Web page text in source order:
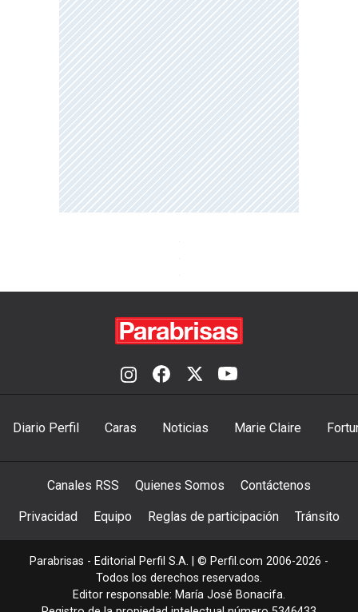
Diario Perfil Caras Noticias Marie Claire
Canales RSS Quienes Somos Contáctenos
Privacidad Equipo Reglas de participación Tránsito
Parabrisas - Editorial Perfil S.A. | © Perfil.com 2006-2026 -
Todos los derechos reservados.
Editor responsable: María José Bonacifa.